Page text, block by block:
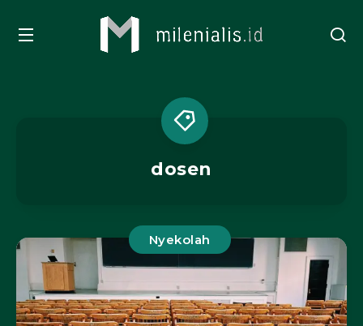
dosen
Nyekolah